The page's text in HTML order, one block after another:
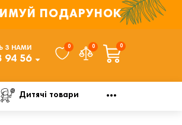
ПОДАРУНОК
З НАМИ
94 56
0 0 0
Дитячі товари